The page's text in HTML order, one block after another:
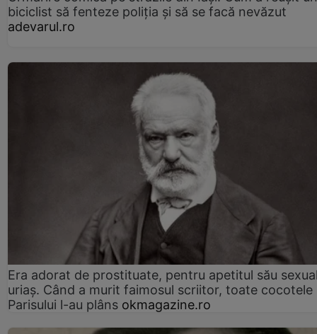
biciclist să fenteze poliția și să se facă nevăzut
adevarul.ro
Era adorat de prostituate, pentru apetitul său
uriaș. Când a murit faimosul scriitor, toate cocotele
Parisului l-au plâns okmagazine.ro